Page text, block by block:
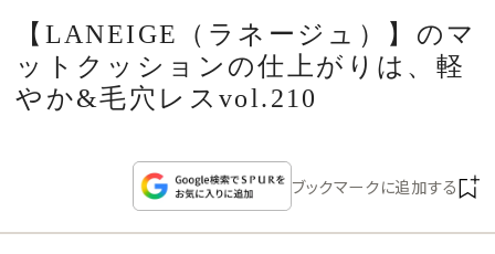
LIFESTYLE
CULTURE
CELEBRITY
【LANEIGE（ラネージュ）】のマ
ットクッションの仕上がりは、軽
やか&毛穴レスvol.210
ブックマークに追加する